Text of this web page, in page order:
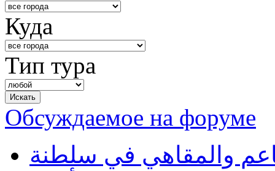
Куда
Тип тура
Обсуждаемое на форуме
والمقاهي في سلطنة